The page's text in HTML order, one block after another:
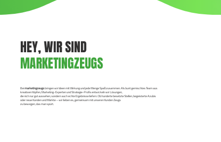
HEY, WIR SIND
MARKETINGZEUGS
Beimarketingzeugsbringen wir Ideen mit Wirkung und jede Menge Spaß zusammen. Als bunt gemischtes Team aus
kreativen Köpfen, Marketing-Experten und Strategie-Profis entwickeln wir Lösungen,
die nich nur gut aussehen, sondern auch echte Ergebnisse liefern. Ob hunderte besetzte Stellen, begeisterte Azubis
oder neue Kunden und Märkte – wir lieben es, gemeinsam mit unseren Kunden Zeugs
zu bewegen, das man spürt.